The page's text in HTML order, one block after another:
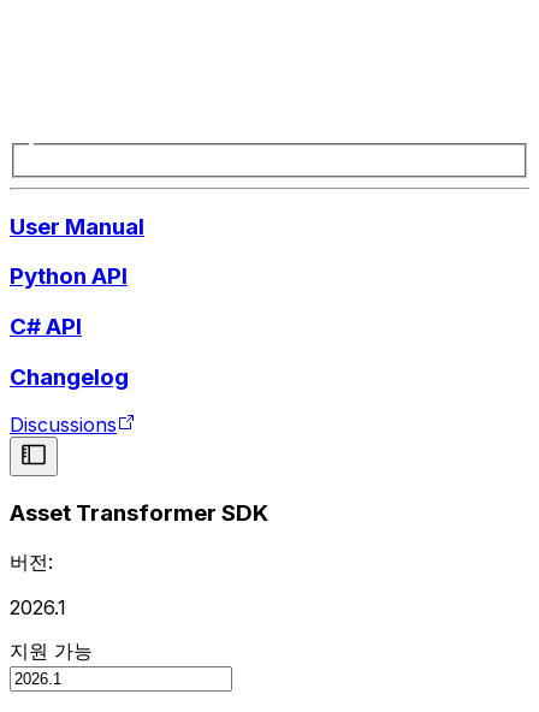
User Manual
Python API
C# API
Changelog
Discussions
Asset Transformer SDK
버전:
2026.1
지원 가능